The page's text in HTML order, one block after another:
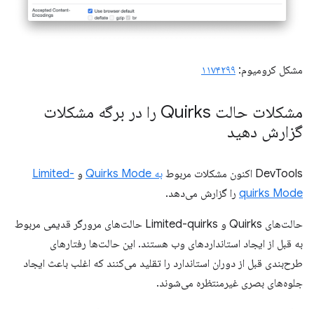
مشکل کرومیوم: ۱۱۷۴۲۹۹
مشکلات حالت Quirks را در برگه مشکلات
گزارش دهید
DevTools اکنون مشکلات مربوط به Quirks Mode و Limited-
quirks Mode را گزارش می‌دهد.
حالت‌های Quirks و Limited-quirks حالت‌های مرورگر قدیمی مربوط
به قبل از ایجاد استانداردهای وب هستند. این حالت‌ها رفتارهای
طرح‌بندی قبل از دوران استاندارد را تقلید می‌کنند که اغلب باعث ایجاد
جلوه‌های بصری غیرمنتظره می‌شوند.